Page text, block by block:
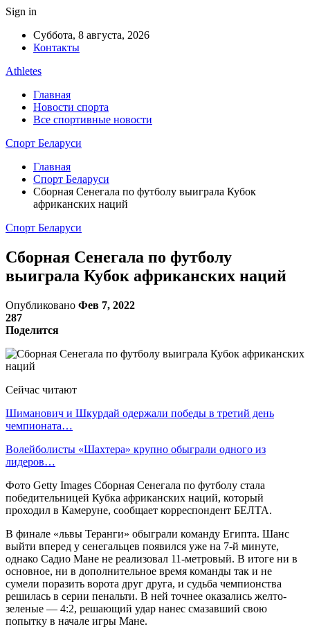
Sign in
Суббота, 8 августа, 2026
Контакты
Athletes
Главная
Новости спорта
Все спортивные новости
Спорт Беларуси
Главная
Спорт Беларуси
Сборная Сенегала по футболу выиграла Кубок
африканских наций
Спорт Беларуси
Сборная Сенегала по футболу
выиграла Кубок африканских наций
Опубликовано Фев 7, 2022
287
Поделится
Сейчас читают
Шиманович и Шкурдай одержали победы в третий день
чемпионата…
Волейболисты «Шахтера» крупно обыграли одного из
лидеров…
Фото Getty Images Сборная Сенегала по футболу стала
победительницей Кубка африканских наций, который
проходил в Камеруне, сообщает корреспондент БЕЛТА.
В финале «львы Теранги» обыграли команду Египта. Шанс
выйти вперед у сенегальцев появился уже на 7-й минуте,
однако Садио Мане не реализовал 11-метровый. В итоге ни в
основное, ни в дополнительное время команды так и не
сумели поразить ворота друг друга, и судьба чемпионства
решилась в серии пенальти. В ней точнее оказались желто-
зеленые — 4:2, решающий удар нанес смазавший свою
попытку в начале игры Мане.